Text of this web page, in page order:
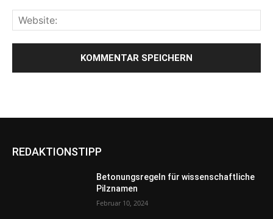
REDAKTIONSTIPP
Betonungsregeln für wissenschaftliche
Pilznamen
Februar 10, 2024